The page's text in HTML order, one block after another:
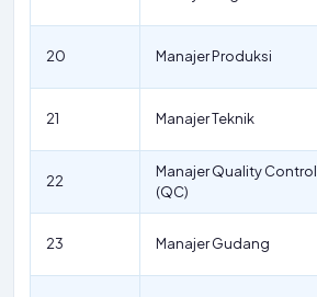
20 Manajer Produksi
21 Manajer Teknik
22
Manajer Quality Control
(QC)
23 Manajer Gudang